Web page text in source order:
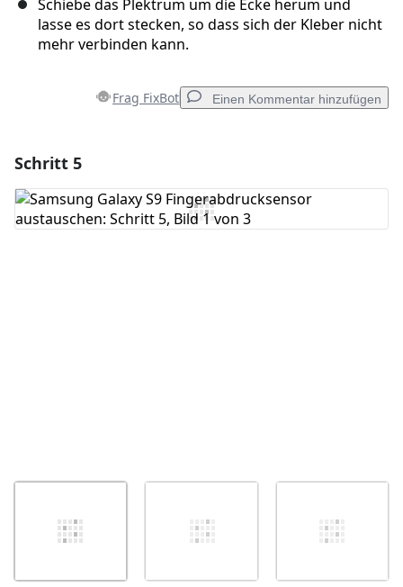
Schiebe das Plektrum um die Ecke herum und
lasse es dort stecken, so dass sich der Kleber nicht
mehr verbinden kann.
Frag FixBot Einen Kommentar hinzufügen
Kommentar hinzufügen
Schritt 5